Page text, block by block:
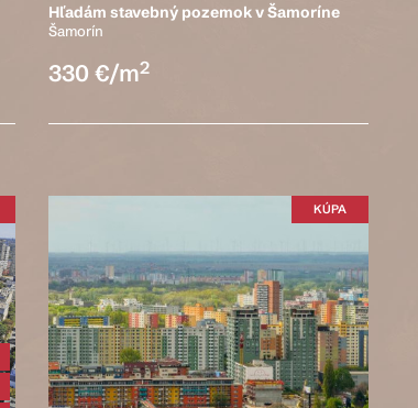
Hľadám stavebný pozemok v Šamoríne
Šamorín
330 €/m2
KÚPA